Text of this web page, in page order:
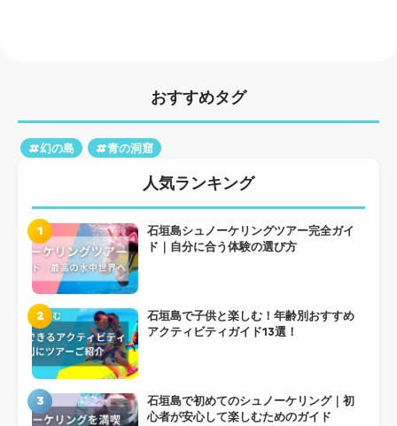
おすすめタグ
#幻の島 #青の洞窟
人気ランキング
1
石垣島シュノーケリングツアー完全ガイ
ド｜自分に合う体験の選び方
2
石垣島で子供と楽しむ！年齢別おすすめ
アクティビティガイド13選！
3
石垣島で初めてのシュノーケリング｜初
心者が安心して楽しむためのガイド